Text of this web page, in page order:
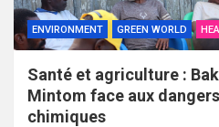
ENVIRONMENT GREEN WORLD
Santé et agriculture :
Mintom face aux
chimiques